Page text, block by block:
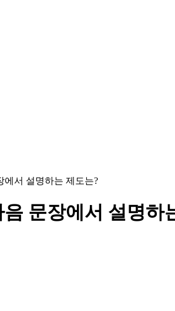
에서 설명하는 제도는?
문장에서 설명하